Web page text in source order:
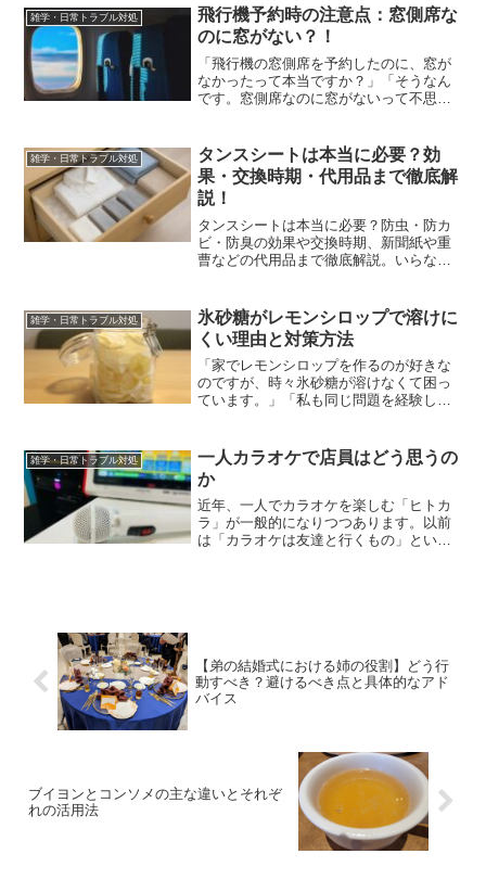
は最も人気のある料理は○○です。最近の
アンケートでこのような結...
雑学・日常トラブル対処
飛行機予約時の注意点：窓側席な
のに窓がない？！
「飛行機の窓側席を予約したのに、窓が
なかったって本当ですか？」「そうなん
です。窓側席なのに窓がないって不思議
の窓側席がなぜ窓がないことがあるの
か、その理由と背景に迫りま...
雑学・日常トラブル対処
タンスシートは本当に必要？効
果・交換時期・代用品まで徹底解
説！
タンスシートは本当に必要？防虫・防カ
ビ・防臭の効果や交換時期、新聞紙や重
曹などの代用品まで徹底解説。いらない
雑学・日常トラブル対処
氷砂糖がレモンシロップで溶けに
くい理由と対策方法
「家でレモンシロップを作るのが好きな
のですが、時々氷砂糖が溶けなくて困っ
ています。」「私も同じ問題を経験しま
は一般的ですが、場合によっては氷砂糖
が溶けにくくなったり、結...
雑学・日常トラブル対処
一人カラオケで店員はどう思うの
か
近年、一人でカラオケを楽しむ「ヒトカ
ラ」が一般的になりつつあります。以前
は「カラオケは友達と行くもの」という
【弟の結婚式における姉の役割】どう行
動すべき？避けるべき点と具体的なアド
バイス
ブイヨンとコンソメの主な違いとそれぞ
れの活用法